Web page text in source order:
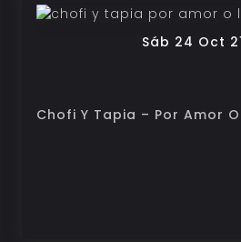
Sáb 24 Oct
Chofi Y Tapia – Por Amor